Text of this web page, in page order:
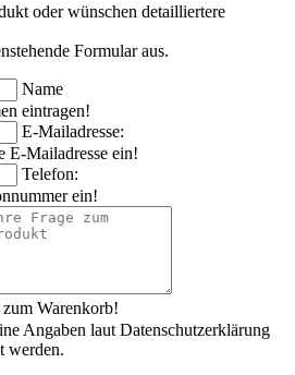
oder wünschen detailliertere
Formular aus.
Name
eintragen!
E-Mailadresse:
E-Mailadresse ein!
Telefon:
ein!
Warenkorb!
Angaben laut Datenschutzerklärung
werden.